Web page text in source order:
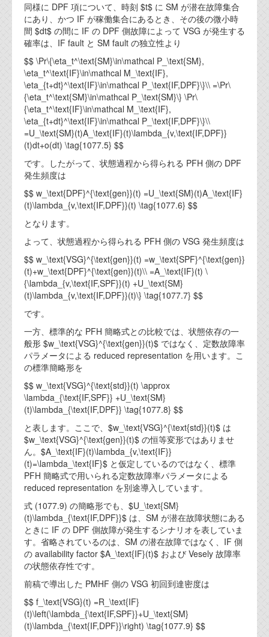
同様に DPF 項について、時刻 $t$ に SM が潜在故障集合
にあり、かつ IF が稼働集合にあるとき、その後の微小時
間 $dt$ の間に IF の DPF 側故障によって VSG が発生する
確率は、IF fault と SM fault の独立性より
$$ \Pr\{\eta_t^\text{SM}\in\mathcal P_\text{SM},
\eta_t^\text{IF}\in\mathcal M_\text{IF},
\eta_{t+dt}^\text{IF}\in\mathcal P_\text{IF,DPF}\}\\ =\Pr\
{\eta_t^\text{SM}\in\mathcal P_\text{SM}\} \Pr\
{\eta_t^\text{IF}\in\mathcal M_\text{IF},
\eta_{t+dt}^\text{IF}\in\mathcal P_\text{IF,DPF}\}\\
=U_\text{SM}(t)A_\text{IF}(t)\lambda_{v,\text{IF,DPF}}
(t)dt+o(dt) \tag{1077.5} $$
です。したがって、状態過程から得られる PFH 側の DPF
発生頻度は
$$ w_\text{DPF}^{\text{gen}}(t) =U_\text{SM}(t)A_\text{IF}
(t)\lambda_{v,\text{IF,DPF}}(t) \tag{1077.6} $$
となります。
よって、状態過程から得られる PFH 側の VSG 発生頻度は
$$ w_\text{VSG}^{\text{gen}}(t) =w_\text{SPF}^{\text{gen}}
(t)+w_\text{DPF}^{\text{gen}}(t)\\ =A_\text{IF}(t) \
{\lambda_{v,\text{IF,SPF}}(t) +U_\text{SM}
(t)\lambda_{v,\text{IF,DPF}}(t)\} \tag{1077.7} $$
です。
一方、標準的な PFH 簡略式との比較では、状態依存の一
般形 $w_\text{VSG}^{\text{gen}}(t)$ ではなく、定数故障率
パラメータによる reduced representation を用います。こ
の標準簡略形を
$$ w_\text{VSG}^{\text{std}}(t) \approx
\lambda_{\text{IF,SPF}} +U_\text{SM}
(t)\lambda_{\text{IF,DPF}} \tag{1077.8} $$
と表します。ここで、$w_\text{VSG}^{\text{std}}(t)$ は
$w_\text{VSG}^{\text{gen}}(t)$ の恒等変形ではありませ
ん。$A_\text{IF}(t)\lambda_{v,\text{IF}}
(t)=\lambda_\text{IF}$ と仮定しているのではなく、標準
PFH 簡略式で用いられる定数故障率パラメータによる
reduced representation を別途導入しています。
式 (1077.9) の簡略形でも、$U_\text{SM}
(t)\lambda_{\text{IF,DPF}}$ は、SM が潜在故障状態にある
ときに IF の DPF 側故障が発生するシナリオを表していま
す。省略されているのは、SM の潜在故障ではなく、IF 側
の availability factor $A_\text{IF}(t)$ および Vesely 故障率
の状態依存性です。
前稿で導出した PMHF 側の VSG 初回到達密度は
$$ f_\text{VSG}(t) =R_\text{IF}
(t)\left(\lambda_{\text{IF,SPF}}+U_\text{SM}
(t)\lambda_{\text{IF,DPF}}\right) \tag{1077.9} $$